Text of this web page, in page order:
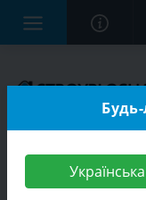
Українська